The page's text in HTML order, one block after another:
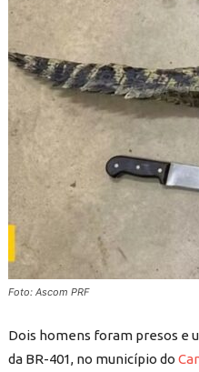
Foto: Ascom PRF
Dois homens foram presos e
da BR-401, no município do